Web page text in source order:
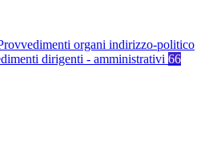
organi indirizzo-politico
dirigenti - amministrativi 66